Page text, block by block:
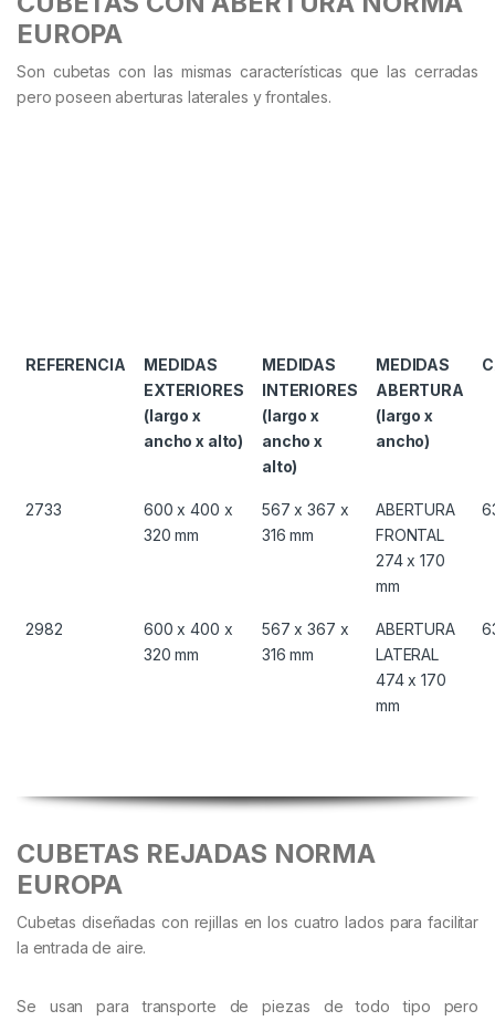
EUROPA
Son cubetas con las mismas características que las cerradas
pero poseen aberturas laterales y frontales.
REFERENCIA
MEDIDAS
EXTERIORES
(largo x
ancho x alto)
MEDIDAS
INTERIORES
(largo x
ancho x
alto)
MEDIDAS
ABERTURA
(largo x
ancho)
2733
600 x 400 x
320 mm
567 x 367 x
316 mm
ABERTURA
FRONTAL
274 x 170
mm
2982
600 x 400 x
320 mm
567 x 367 x
316 mm
ABERTURA
LATERAL
474 x 170
mm
CUBETAS REJADAS NORMA
EUROPA
Cubetas diseñadas con rejillas en los cuatro lados para facilitar
la entrada de aire.
Se usan para transporte de piezas de todo tipo pero